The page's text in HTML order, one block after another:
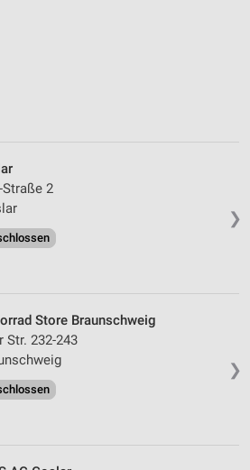
❯
2
❯
Store Braunschweig
Str. 232-243